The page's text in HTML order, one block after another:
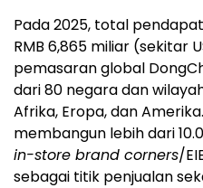
Pada 2025, total
RMB 6,865 miliar (sekitar
pemasaran global
dari 80 negara dan
Afrika, Eropa, dan
membangun lebih dari
in-store brand corners/
sebagai titik penjualan